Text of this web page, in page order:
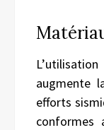
augmente
efforts
conformes